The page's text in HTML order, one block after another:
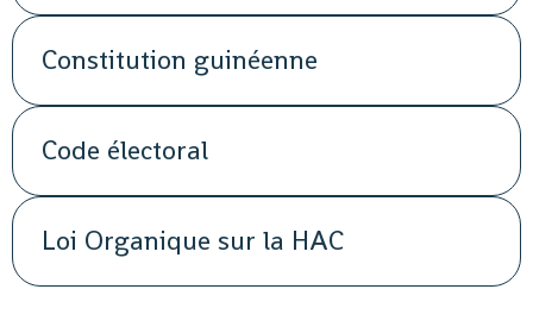
Constitution guinéenne
Code électoral
Loi Organique sur la HAC